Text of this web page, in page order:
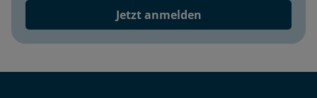
Jetzt anmelden